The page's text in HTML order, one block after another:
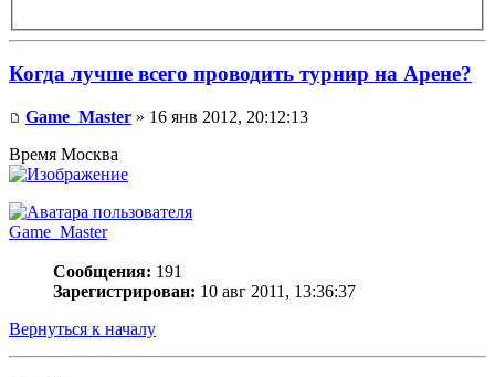
Когда лучше всего проводить турнир на Арене?
Game_Master » 16 янв 2012, 20:12:13
Время Москва
Game_Master
Сообщения: 191
Зарегистрирован: 10 авг 2011, 13:36:37
Вернуться к началу